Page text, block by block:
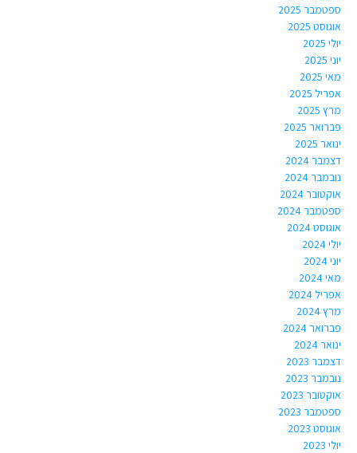
ספטמבר 2025
אוגוסט 2025
יולי 2025
יוני 2025
מאי 2025
אפריל 2025
מרץ 2025
פברואר 2025
ינואר 2025
דצמבר 2024
נובמבר 2024
אוקטובר 2024
ספטמבר 2024
אוגוסט 2024
יולי 2024
יוני 2024
מאי 2024
אפריל 2024
מרץ 2024
פברואר 2024
ינואר 2024
דצמבר 2023
נובמבר 2023
אוקטובר 2023
ספטמבר 2023
אוגוסט 2023
יולי 2023